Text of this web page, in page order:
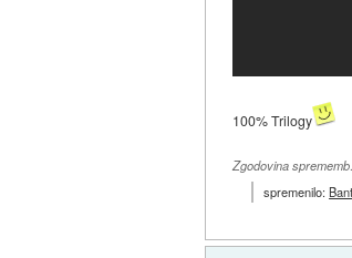
100% Trilogy
Zgodovina
spremenilo: